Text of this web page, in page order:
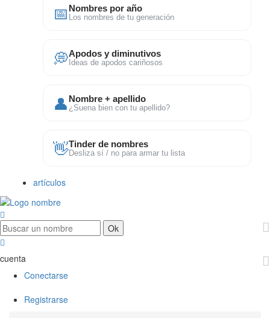
📅 Nombres por año
Los nombres de tu generación
💭Apodos y diminutivos
Ideas de apodos cariñosos
👤 Nombre + apellido
¿Suena bien con tu apellido?
👋Tinder de nombres
Desliza sí / no para armar tu lista
artículos
cuenta
Conectarse
Registrarse